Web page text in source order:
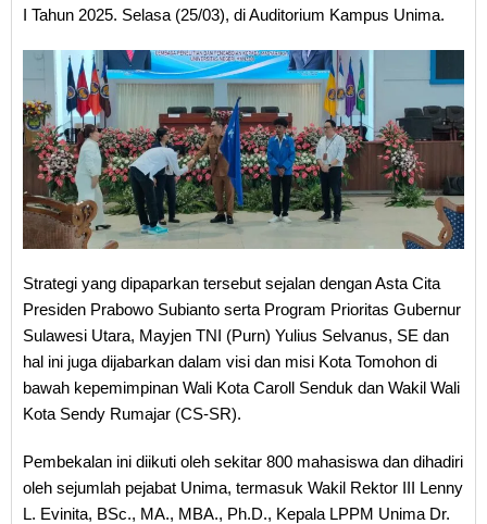
I Tahun 2025. Selasa (25/03), di Auditorium Kampus Unima.
Strategi yang dipaparkan tersebut sejalan dengan Asta Cita
Presiden Prabowo Subianto serta Program Prioritas Gubernur
Sulawesi Utara, Mayjen TNI (Purn) Yulius Selvanus, SE dan
hal ini juga dijabarkan dalam visi dan misi Kota Tomohon di
bawah kepemimpinan Wali Kota Caroll Senduk dan Wakil Wali
Kota Sendy Rumajar (CS-SR).
Pembekalan ini diikuti oleh sekitar 800 mahasiswa dan dihadiri
oleh sejumlah pejabat Unima, termasuk Wakil Rektor III Lenny
L. Evinita, BSc., MA., MBA., Ph.D., Kepala LPPM Unima Dr.